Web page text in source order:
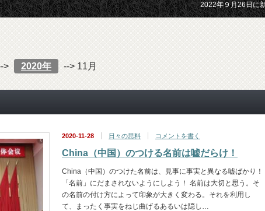
2022年９月26日に新しい記事をア
江戸時代の世界情勢について、お
> 2020年 --> 11月
2020-11-28 日々の思料 コメントを書く
China（中国）のつける名前は嘘だらけ！
China（中国）のつけた名前は、見事に事実と異なる嘘ばかり！
「名前」にだまされないようにしよう！ 名前は大切と思う。そ
の名前の付け方によって印象が大きく変わる。それを利用し
て、まったく事実をねじ曲げるあるいは隠し…